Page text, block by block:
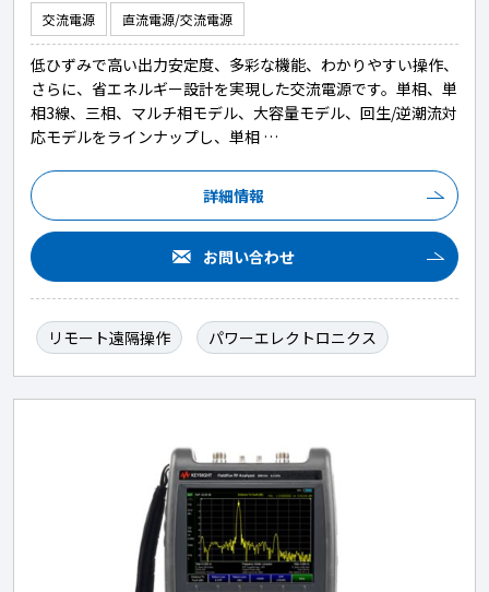
交流電源 直流電源/交流電源
低ひずみで高い出力安定度、多彩な機能、わかりやすい操作、
さらに、省エネルギー設計を実現した交流電源です。単相、単
相3線、三相、マルチ相モデル、大容量モデル、回生/逆潮流対
応モデルをラインナップし、単相 …
詳細情報
お問い合わせ
リモート遠隔操作 パワーエレクトロニクス